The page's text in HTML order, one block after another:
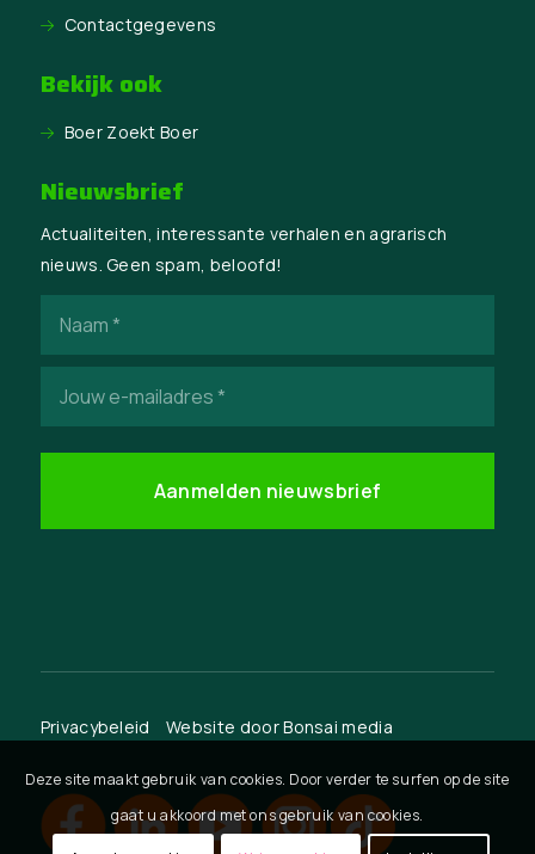
Contactgegevens
Bekijk ook
Boer Zoekt Boer
Nieuwsbrief
Actualiteiten, interessante verhalen en agrarisch
nieuws. Geen spam, beloofd!
mailadres
Privacybeleid Website doorBonsai media
Deze site maakt gebruik van cookies. Door verder te surfen op de site
gaat u akkoord met ons gebruik van cookies.